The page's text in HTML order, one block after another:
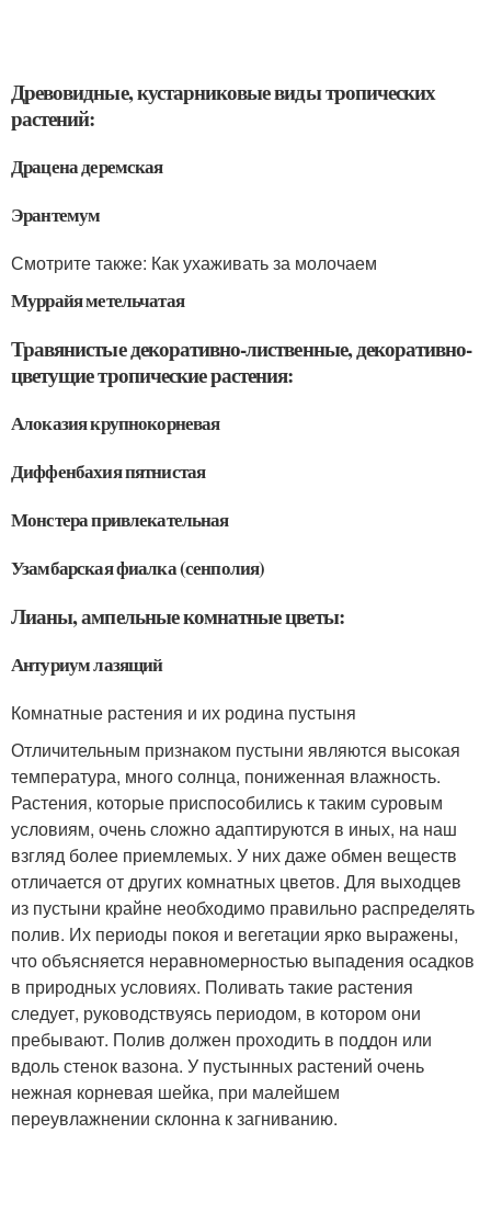
Древовидные, кустарниковые виды тропических
растений:
Драцена деремская
Эрантемум
Смотрите также: Как ухаживать за молочаем
Муррайя метельчатая
Травянистые декоративно-лиственные, декоративно-
цветущие тропические растения:
Алоказия крупнокорневая
Диффенбахия пятнистая
Монстера привлекательная
Узамбарская фиалка (сенполия)
Лианы, ампельные комнатные цветы:
Антуриум лазящий
Комнатные растения и их родина пустыня
Отличительным признаком пустыни являются высокая
температура, много солнца, пониженная влажность.
Растения, которые приспособились к таким суровым
условиям, очень сложно адаптируются в иных, на наш
взгляд более приемлемых. У них даже обмен веществ
отличается от других комнатных цветов. Для выходцев
из пустыни крайне необходимо правильно распределять
полив. Их периоды покоя и вегетации ярко выражены,
что объясняется неравномерностью выпадения осадков
в природных условиях. Поливать такие растения
следует, руководствуясь периодом, в котором они
пребывают. Полив должен проходить в поддон или
вдоль стенок вазона. У пустынных растений очень
нежная корневая шейка, при малейшем
переувлажнении склонна к загниванию.